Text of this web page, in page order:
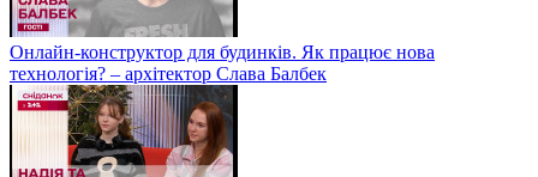
Онлайн-конструктор для будинків. Як працює нова
технологія? – архітектор Слава Балбек